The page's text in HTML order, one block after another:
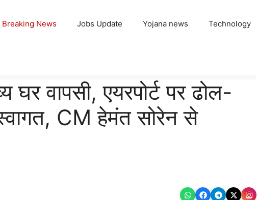
Breaking News Jobs Update Yojana news Technology
वापसी, एयरपोर्ट पर ढोल-
CM हेमंत सोरेन से